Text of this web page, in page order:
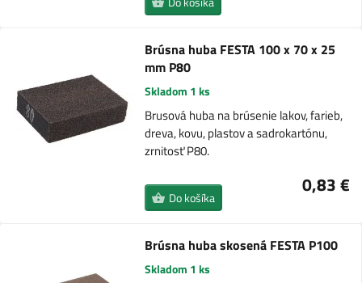
Brúsna huba FESTA 100 x 70 x 25
mm P80
Skladom 1 ks
Brusová huba na brúsenie lakov, farieb,
dreva, kovu, plastov a sadrokartónu,
zrnitosť P80.
0,83 €
Do košíka
Brúsna huba skosená FESTA P100
Skladom 1 ks